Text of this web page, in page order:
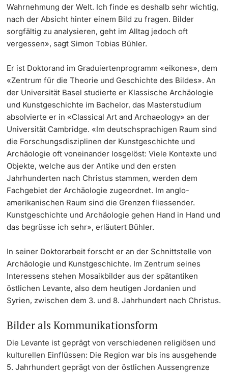
Wahrnehmung der Welt. Ich finde es deshalb sehr wichtig,
nach der Absicht hinter einem Bild zu fragen. Bilder
sorgfältig zu analysieren, geht im Alltag jedoch oft
vergessen», sagt Simon Tobias Bühler.
Er ist Doktorand im Graduiertenprogramm «eikones», dem
«Zentrum für die Theorie und Geschichte des Bildes». An
der Universität Basel studierte er Klassische Archäologie
und Kunstgeschichte im Bachelor, das Masterstudium
absolvierte er in «Classical Art and Archaeology» an der
Universität Cambridge. «Im deutschsprachigen Raum sind
die Forschungsdisziplinen der Kunstgeschichte und
Archäologie oft voneinander losgelöst: Viele Kontexte und
Objekte, welche aus der Antike und den ersten
Jahrhunderten nach Christus stammen, werden dem
Fachgebiet der Archäologie zugeordnet. Im anglo-
amerikanischen Raum sind die Grenzen fliessender.
Kunstgeschichte und Archäologie gehen Hand in Hand und
das begrüsse ich sehr», erläutert Bühler.
In seiner Doktorarbeit forscht er an der Schnittstelle von
Archäologie und Kunstgeschichte. Im Zentrum seines
Interessens stehen Mosaikbilder aus der spätantiken
östlichen Levante, also dem heutigen Jordanien und
Syrien, zwischen dem 3. und 8. Jahrhundert nach Christus.
Bilder als Kommunikationsform
Die Levante ist geprägt von verschiedenen religiösen und
kulturellen Einflüssen: Die Region war bis ins ausgehende
5. Jahrhundert geprägt von der östlichen Aussengrenze